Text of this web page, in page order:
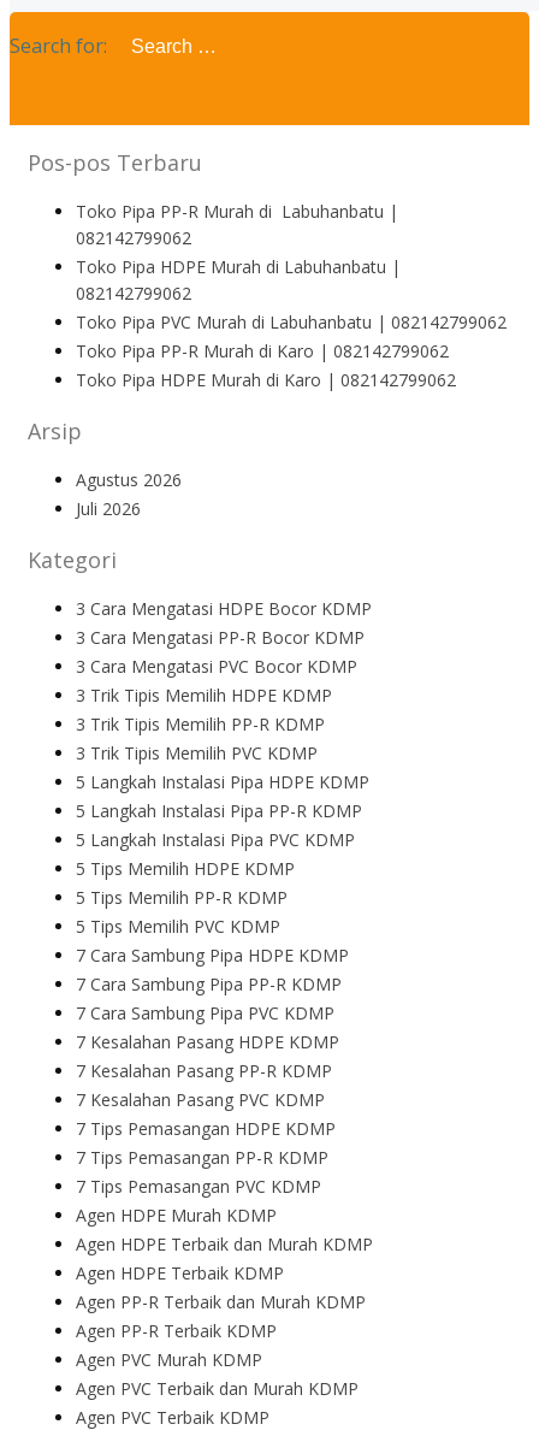
Search for:
Pos-pos Terbaru
Toko Pipa PP-R Murah di Labuhanbatu |
082142799062
Toko Pipa HDPE Murah di Labuhanbatu |
082142799062
Toko Pipa PVC Murah di Labuhanbatu | 082142799062
Toko Pipa PP-R Murah di Karo | 082142799062
Toko Pipa HDPE Murah di Karo | 082142799062
Arsip
Agustus 2026
Juli 2026
Kategori
3 Cara Mengatasi HDPE Bocor KDMP
3 Cara Mengatasi PP-R Bocor KDMP
3 Cara Mengatasi PVC Bocor KDMP
3 Trik Tipis Memilih HDPE KDMP
3 Trik Tipis Memilih PP-R KDMP
3 Trik Tipis Memilih PVC KDMP
5 Langkah Instalasi Pipa HDPE KDMP
5 Langkah Instalasi Pipa PP-R KDMP
5 Langkah Instalasi Pipa PVC KDMP
5 Tips Memilih HDPE KDMP
5 Tips Memilih PP-R KDMP
5 Tips Memilih PVC KDMP
7 Cara Sambung Pipa HDPE KDMP
7 Cara Sambung Pipa PP-R KDMP
7 Cara Sambung Pipa PVC KDMP
7 Kesalahan Pasang HDPE KDMP
7 Kesalahan Pasang PP-R KDMP
7 Kesalahan Pasang PVC KDMP
7 Tips Pemasangan HDPE KDMP
7 Tips Pemasangan PP-R KDMP
7 Tips Pemasangan PVC KDMP
Agen HDPE Murah KDMP
Agen HDPE Terbaik dan Murah KDMP
Agen HDPE Terbaik KDMP
Agen PP-R Terbaik dan Murah KDMP
Agen PP-R Terbaik KDMP
Agen PVC Murah KDMP
Agen PVC Terbaik dan Murah KDMP
Agen PVC Terbaik KDMP